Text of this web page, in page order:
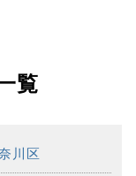
覧
川区